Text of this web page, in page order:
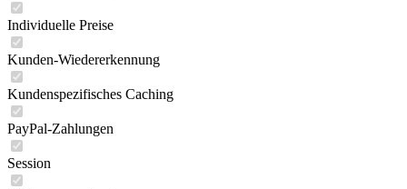
Individuelle Preise
Kunden-Wiedererkennung
Kundenspezifisches Caching
PayPal-Zahlungen
Session